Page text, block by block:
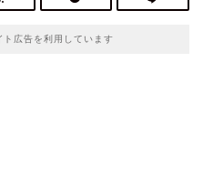
ト広告を利用しています